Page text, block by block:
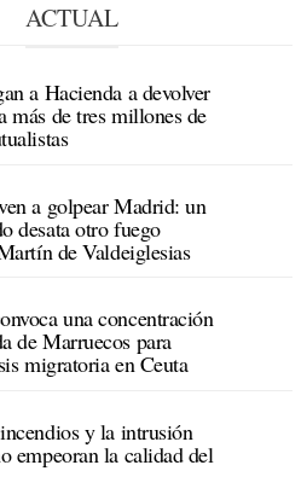
ACTUAL
a Hacienda a devolver
más de tres millones de
a golpear Madrid: un
desata otro fuego
de Valdeiglesias
una concentración
de Marruecos para
migratoria en Ceuta
y la intrusión
empeoran la calidad del